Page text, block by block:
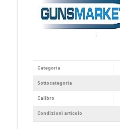
Categoria
Sottocategoria
Calibro
Condizioni articolo